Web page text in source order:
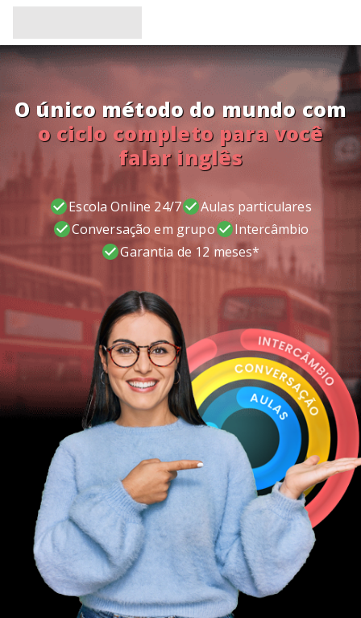
O único método do mundo com
o ciclo completo para você
falar inglês
Escola Online 24/7
Aulas particulares
Conversação em grupo
Intercâmbio
Garantia de 12 meses*